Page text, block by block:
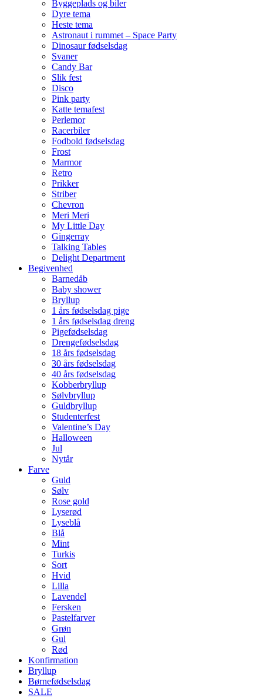
Byggeplads og biler
Dyre tema
Heste tema
Astronaut i rummet – Space Party
Dinosaur fødselsdag
Svaner
Candy Bar
Slik fest
Disco
Pink party
Katte temafest
Perlemor
Racerbiler
Fodbold fødselsdag
Frost
Marmor
Retro
Prikker
Striber
Chevron
Meri Meri
My Little Day
Gingerray
Talking Tables
Delight Department
Begivenhed
Barnedåb
Baby shower
Bryllup
1 års fødselsdag pige
1 års fødselsdag dreng
Pigefødselsdag
Drengefødselsdag
18 års fødselsdag
30 års fødselsdag
40 års fødselsdag
Kobberbryllup
Sølvbryllup
Guldbryllup
Studenterfest
Valentine’s Day
Halloween
Jul
Nytår
Farve
Guld
Sølv
Rose gold
Lyserød
Lyseblå
Blå
Mint
Turkis
Sort
Hvid
Lilla
Lavendel
Fersken
Pastelfarver
Grøn
Gul
Rød
Konfirmation
Bryllup
Børnefødselsdag
SALE